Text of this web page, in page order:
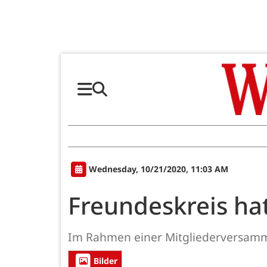
Wednesday, 10/21/2020, 11:03 AM
Freundeskreis
Im Rahmen einer
Bilder